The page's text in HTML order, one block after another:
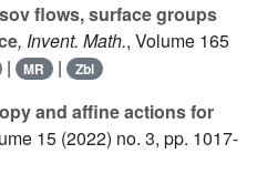
flows, surface groups
, Invent. Math., Volume 165
| MR | Zbl
and affine actions for
15 (2022) no. 3, pp. 1017-